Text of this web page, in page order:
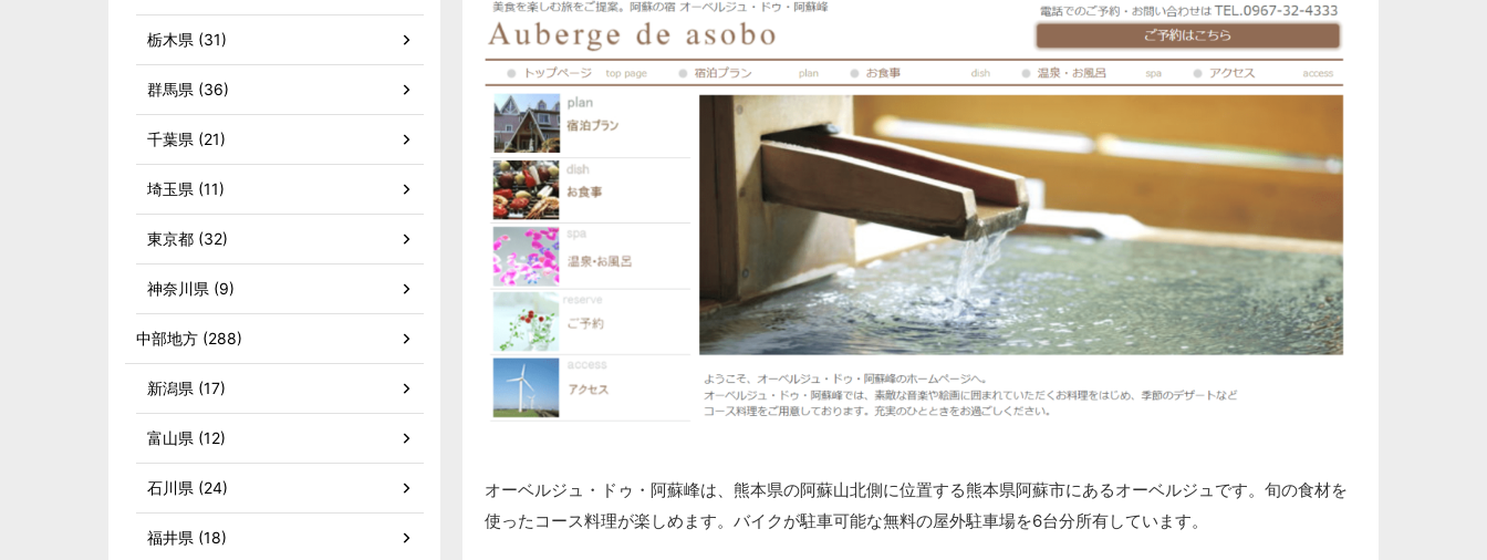
オーベルジュ・ドゥ・阿蘇峰は、熊本県の阿蘇山北側に位置する熊本県阿蘇市にあるオーベルジュです。旬の食材を
使ったコース料理が楽しめます。バイクが駐車可能な無料の屋外駐車場を6台分所有しています。
栃木県 (31)
群馬県 (36)
千葉県 (21)
埼玉県 (11)
東京都 (32)
神奈川県 (9)
中部地方 (288)
新潟県 (17)
富山県 (12)
石川県 (24)
福井県 (18)